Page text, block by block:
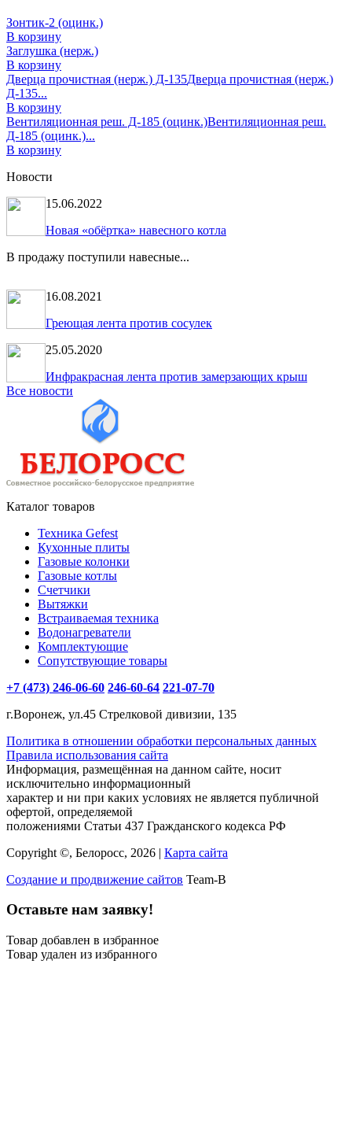
Зонтик-2 (оцинк.)
В корзину
Заглушка (нерж.)
В корзину
Дверца прочистная (нерж.) Д-135Дверца прочистная (нерж.)
Д-135...
В корзину
Вентиляционная реш. Д-185 (оцинк.)Вентиляционная реш.
Д-185 (оцинк.)...
В корзину
Новости
15.06.2022
Новая «обёртка» навесного котла
В продажу поступили навесные...
16.08.2021
Греющая лента против сосулек
25.05.2020
Инфракрасная лента против замерзающих крыш
Все новости
Каталог товаров
Техника Gefest
Кухонные плиты
Газовые колонки
Газовые котлы
Счетчики
Вытяжки
Встраиваемая техника
Водонагреватели
Комплектующие
Сопутствующие товары
+7 (473) 246-06-60 246-60-64 221-07-70
г.Воронеж, ул.45 Стрелковой дивизии, 135
Политика в отношении обработки персональных данных
Правила использования сайта
Информация, размещённая на данном сайте, носит
исключительно информационный
характер и ни при каких условиях не является публичной
офертой, определяемой
положениями Статьи 437 Гражданского кодекса РФ
Copyright ©, Белоросс, 2026 | Карта сайта
Создание и продвижение сайтов Team-B
Оставьте нам заявку!
Товар добавлен в избранное
Товар удален из избранного